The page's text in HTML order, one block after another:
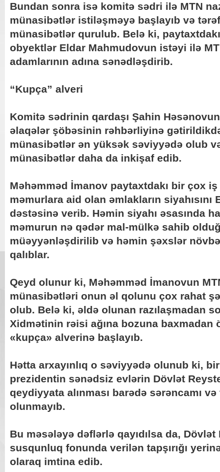
Bundan sonra isə komitə sədri ilə MTN
münasibətlər istiləşməyə başlayıb və
münasibətlər qurulub. Belə ki,
obyektlər Eldar Mahmudovun istəyi ilə
adamlarının adına sənədləşdirib.
“Kupça” alveri
Komitə sədrinin qardaşı Şahin
əlaqələr şöbəsinin rəhbərliyinə
münasibətlər ən yüksək səviyyədə olub
münasibətlər daha da inkişaf edib.
Məhəmməd İmanov paytaxtdakı bir çox iş
məmurlara aid olan əmlakların
dəstəsinə verib. Həmin siyahı əsasında
məmurun nə qədər mal-mülkə sahib
müəyyənləşdirilib və həmin şəxslər
qalıblar.
Qeyd olunur ki, Məhəmməd İmanovun
münasibətləri onun əl qolunu çox rahat
olub. Belə ki, əldə olunan razılaşmadan
Xidmətinin rəisi ağına bozuna baxmadan
«kupça» alverinə başlayıb.
Hətta arxayınlıq o səviyyədə olunub ki,
prezidentin sənədsiz evlərin Dövlət
qeydiyyata alınması barədə sərəncamı və
olunmayıb.
Bu məsələyə dəflərlə qayıdılsa da,
susqunluq fonunda verilən tapşırığı
olaraq imtina edib.